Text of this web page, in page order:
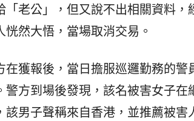
「老公」，但又說不出相關資料，
恍然大悟，當場取消交易。
獲報後，當日擔服巡邏勤務的警
警方到場後發現，該名被害女子
該男子聲稱來自香港，並推薦被